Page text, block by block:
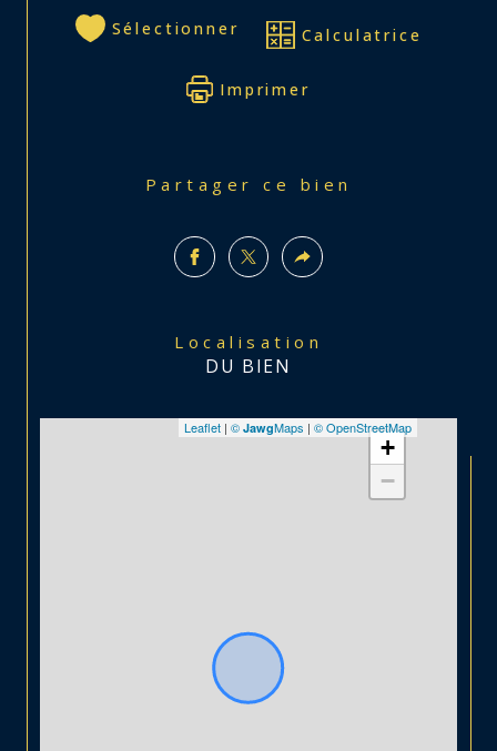
Sélectionner Calculatrice
Imprimer
Partager ce bien
Localisation
DU BIEN
+
−
Leaflet | © JawgMaps | © OpenStreetMap